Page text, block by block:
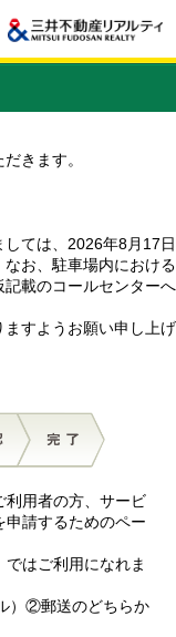
きます。
ては、2026年8月17日
なお、駐車場内における
載のコールセンターへ
すようお願い申し上げ
利用者の方、サービ
申請するためのペー
はご利用になれま
）②郵送のどちらか